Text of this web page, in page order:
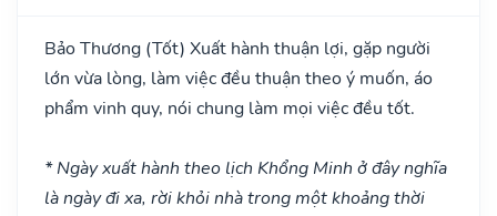
Bảo Thương (Tốt) Xuất hành thuận lợi, gặp người
lớn vừa lòng, làm việc đều thuận theo ý muốn, áo
phẩm vinh quy, nói chung làm mọi việc đều tốt.
* Ngày xuất hành theo lịch Khổng Minh ở đây nghĩa
là ngày đi xa, rời khỏi nhà trong một khoảng thời